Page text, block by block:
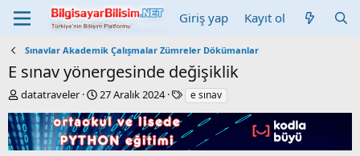
Giriş yap Kayıt ol
Sınavlar Akademik Çalışmalar Zümreler Dökümanlar
E sınav yönergesinde değişiklik
K
n
b
u
datatraveler
B
ş
l
a
27 Aralık 2024
E
k
e
e sınav